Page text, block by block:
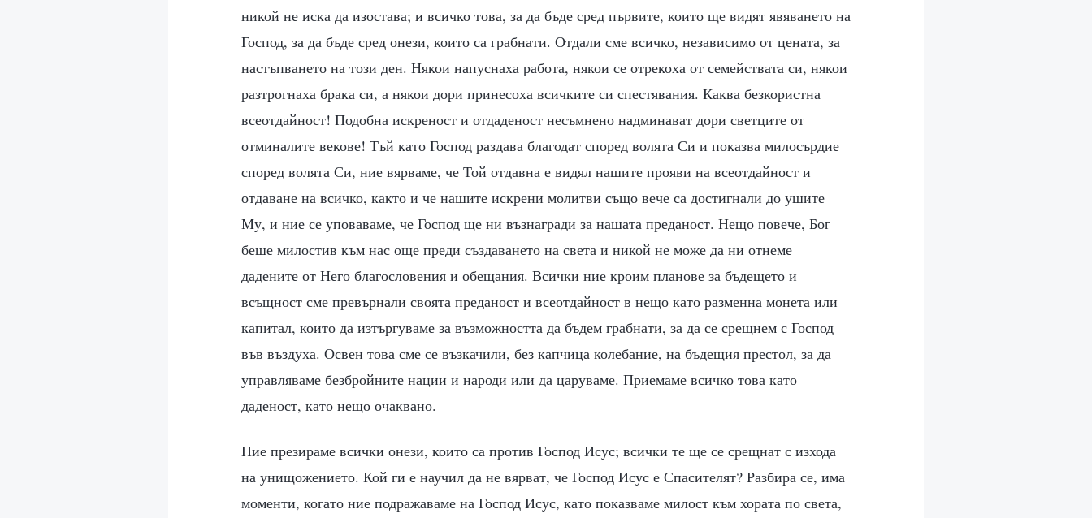
никой не иска да изостава; и всичко това, за да бъде сред първите, които ще видят явяването на
Господ, за да бъде сред онези, които са грабнати. Отдали сме всичко, независимо от цената, за
настъпването на този ден. Някои напуснаха работа, някои се отрекоха от семействата си, някои
разтрогнаха брака си, а някои дори принесоха всичките си спестявания. Каква безкористна
всеотдайност! Подобна искреност и отдаденост несъмнено надминават дори светците от
отминалите векове! Тъй като Господ раздава благодат според волята Си и показва милосърдие
според волята Си, ние вярваме, че Той отдавна е видял нашите прояви на всеотдайност и
отдаване на всичко, както и че нашите искрени молитви също вече са достигнали до ушите
Му, и ние се уповаваме, че Господ ще ни възнагради за нашата преданост. Нещо повече, Бог
беше милостив към нас още преди създаването на света и никой не може да ни отнеме
дадените от Него благословения и обещания. Всички ние кроим планове за бъдещето и
всъщност сме превърнали своята преданост и всеотдайност в нещо като разменна монета или
капитал, които да изтъргуваме за възможността да бъдем грабнати, за да се срещнем с Господ
във въздуха. Освен това сме се възкачили, без капчица колебание, на бъдещия престол, за да
управляваме безбройните нации и народи или да царуваме. Приемаме всичко това като
даденост, като нещо очаквано.
Ние презираме всички онези, които са против Господ Исус; всички те ще се срещнат с изхода
на унищожението. Кой ги е научил да не вярват, че Господ Исус е Спасителят? Разбира се, има
моменти, когато ние подражаваме на Господ Исус, като показваме милост към хората по света,